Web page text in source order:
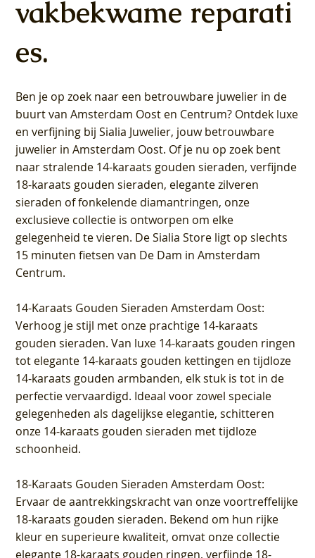
vakbekwame reparati
es.
Ben je op zoek naar een betrouwbare juwelier in de
buurt van Amsterdam Oost en Centrum? Ontdek luxe
en verfijning bij Sialia Juwelier, jouw betrouwbare
juwelier in Amsterdam Oost. Of je nu op zoek bent
naar stralende 14-karaats gouden sieraden, verfijnde
18-karaats gouden sieraden, elegante zilveren
sieraden of fonkelende diamantringen, onze
exclusieve collectie is ontworpen om elke
gelegenheid te vieren. De Sialia Store ligt op slechts
15 minuten fietsen van De Dam in Amsterdam
Centrum.
14-Karaats Gouden Sieraden Amsterdam Oost:
Verhoog je stijl met onze prachtige 14-karaats
gouden sieraden. Van luxe 14-karaats gouden ringen
tot elegante 14-karaats gouden kettingen en tijdloze
14-karaats gouden armbanden, elk stuk is tot in de
perfectie vervaardigd. Ideaal voor zowel speciale
gelegenheden als dagelijkse elegantie, schitteren
onze 14-karaats gouden sieraden met tijdloze
schoonheid.
18-Karaats Gouden Sieraden Amsterdam Oost:
Ervaar de aantrekkingskracht van onze voortreffelijke
18-karaats gouden sieraden. Bekend om hun rijke
kleur en superieure kwaliteit, omvat onze collectie
elegante 18-karaats gouden ringen, verfijnde 18-